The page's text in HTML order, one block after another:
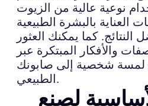
نوعية عالية من الزيوت
العناية بالبشرة الطبيعية
كما يمكنك العثور
والأفكار المبتكرة عبر
لمسة شخصية إلى صابونك
الطبيعي.
لصنع